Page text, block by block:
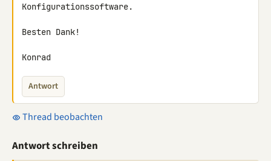
Konfigurationssoftware.
Besten Dank!
Konrad
Antwort
Thread beobachten
Antwort schreiben